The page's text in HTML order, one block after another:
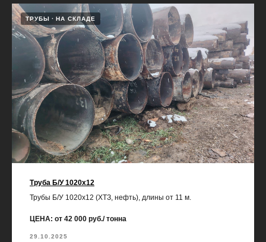
ТРУБЫ НА СКЛАДЕ
Труба Б/У 1020х12
Трубы Б/У 1020х12 (ХТЗ, нефть), длины от 11 м.
ЦЕНА: от 42 000 руб./ тонна
29.10.2025